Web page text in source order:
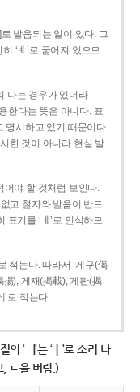
로 발음되는 일이 있다. 그
‘ㅖ’로 굳어져 있으므
나는 경우가 있더라
한다는 뜻은 아니다. 표
명시하고 있기 때문이다.
한 것이 아니라 현실 발
어야 할 것처럼 보인다.
고 철자와 발음이 반드
기를 ‘ㅖ’로 인식하므
적는다. 따라서 ‘게구(偈
), 게재(揭載), 게판(揭
’로 적는다.
‘ㅢ’는 ‘ㅣ’로 소리 나
, ㄴ을 버림.)